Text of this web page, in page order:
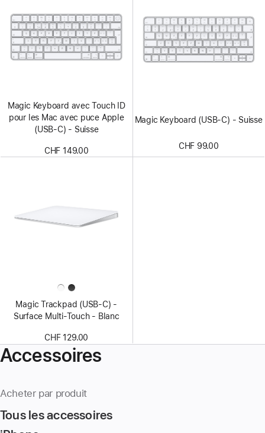
Magic Keyboard avec Touch ID
pour les Mac avec puce Apple
(USB-C) - Suisse
CHF 149.00
Magic Keyboard (USB-C) - Suisse
CHF 99.00
Magic Trackpad (USB‑C) -
Surface Multi‑Touch - Blanc
CHF 129.00
Accessoires
Acheter par produit
Tous les accessoires